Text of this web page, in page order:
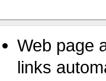
Web page
links